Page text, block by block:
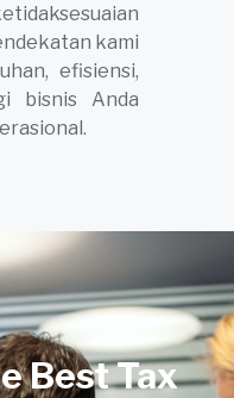
kami
efisiensi,
bisnis Anda
Best Tax